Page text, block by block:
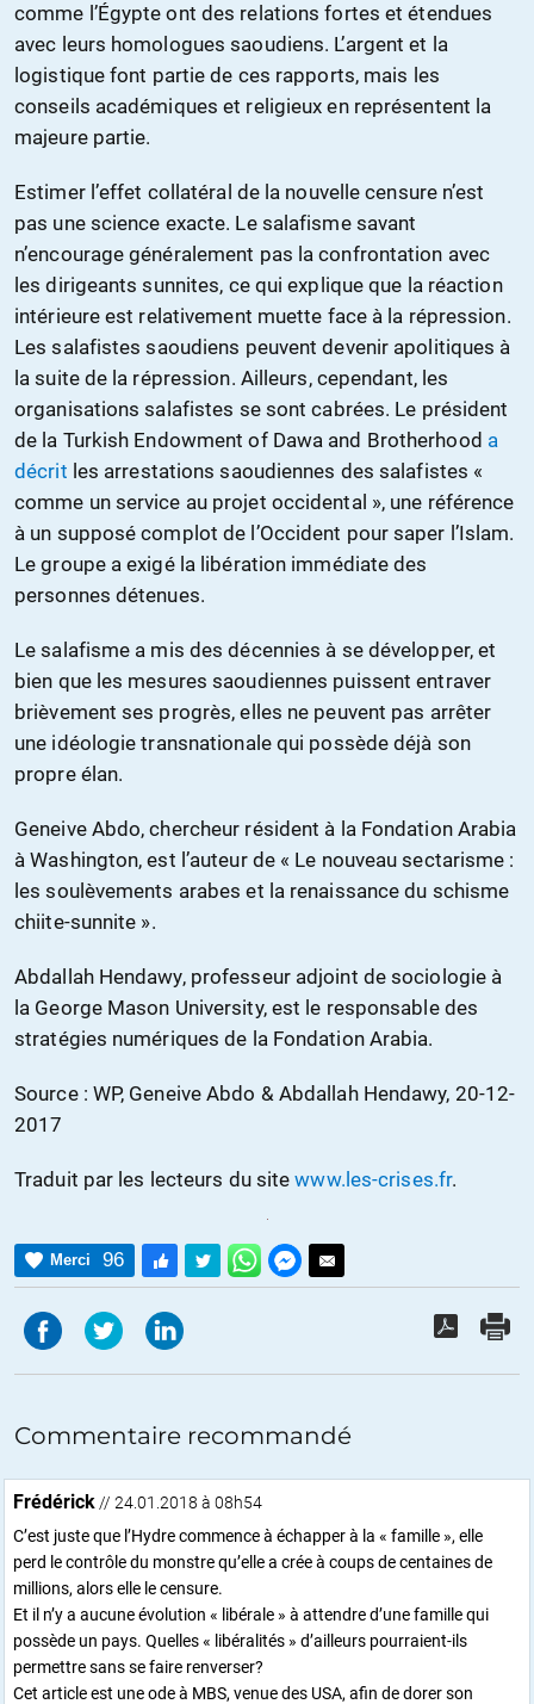
comme l’Égypte ont des relations fortes et étendues
avec leurs homologues saoudiens. L’argent et la
logistique font partie de ces rapports, mais les
conseils académiques et religieux en représentent la
majeure partie.
Estimer l’effet collatéral de la nouvelle censure n’est
pas une science exacte. Le salafisme savant
n’encourage généralement pas la confrontation avec
les dirigeants sunnites, ce qui explique que la réaction
intérieure est relativement muette face à la répression.
Les salafistes saoudiens peuvent devenir apolitiques à
la suite de la répression. Ailleurs, cependant, les
organisations salafistes se sont cabrées. Le président
de la Turkish Endowment of Dawa and Brotherhood a
décrit les arrestations saoudiennes des salafistes «
comme un service au projet occidental », une référence
à un supposé complot de l’Occident pour saper l’Islam.
Le groupe a exigé la libération immédiate des
personnes détenues.
Le salafisme a mis des décennies à se développer, et
bien que les mesures saoudiennes puissent entraver
brièvement ses progrès, elles ne peuvent pas arrêter
une idéologie transnationale qui possède déjà son
propre élan.
Geneive Abdo, chercheur résident à la Fondation Arabia
à Washington, est l’auteur de « Le nouveau sectarisme :
les soulèvements arabes et la renaissance du schisme
chiite-sunnite ».
Abdallah Hendawy, professeur adjoint de sociologie à
la George Mason University, est le responsable des
stratégies numériques de la Fondation Arabia.
Source : WP, Geneive Abdo & Abdallah Hendawy, 20-12-
2017
Traduit par les lecteurs du sitewww.les-crises.fr.
Merci 96
Commentaire recommandé
Frédérick // 24.01.2018 à 08h54
C’est juste que l’Hydre commence à échapper à la « famille », elle
perd le contrôle du monstre qu’elle a crée à coups de centaines de
millions, alors elle le censure.
Et il n’y a aucune évolution « libérale » à attendre d’une famille qui
possède un pays. Quelles « libéralités » d’ailleurs pourraient-ils
permettre sans se faire renverser?
Cet article est une ode à MBS, venue des USA, afin de dorer son